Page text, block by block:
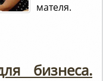
мателя.
бизнеса.